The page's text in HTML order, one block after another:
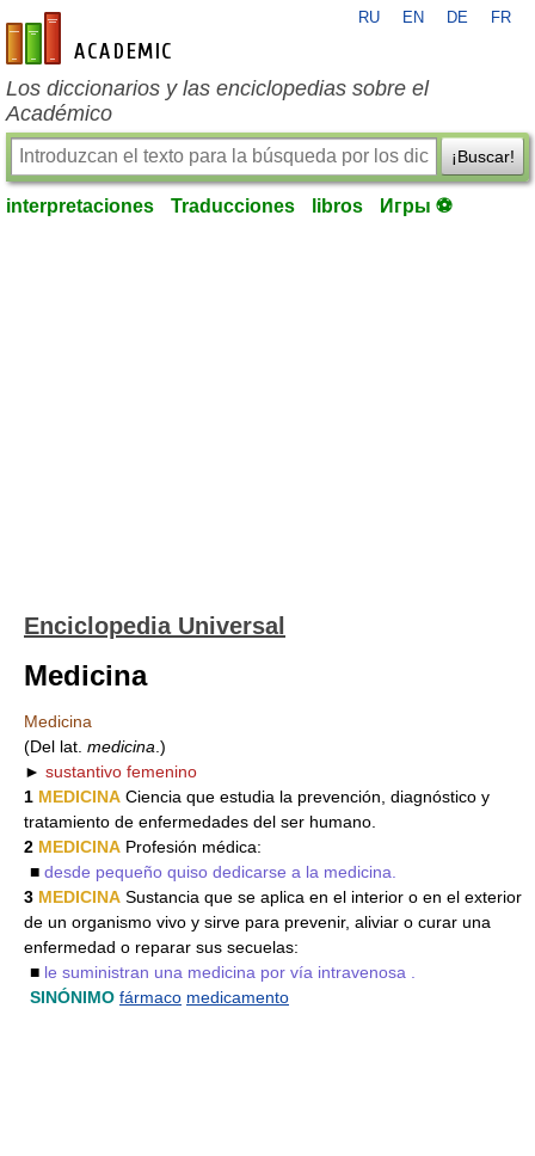
es-academic.com
RU EN DE FR
Los diccionarios y las enciclopedias sobre el
Académico
¡Buscar!
interpretaciones Traducciones libros Игры ⚽
Enciclopedia Universal
Medicina
Medicina
(Del lat. medicina .)
► sustantivo femenino
1 MEDICINA Ciencia que estudia la prevención, diagnóstico y
tratamiento de enfermedades del ser humano.
2 MEDICINA Profesión médica:
■ desde pequeño quiso dedicarse a la medicina.
3 MEDICINA Sustancia que se aplica en el interior o en el exterior
de un organismo vivo y sirve para prevenir, aliviar o curar una
enfermedad o reparar sus secuelas:
■ le suministran una medicina por vía intravenosa .
SINÓNIMO fármaco medicamento